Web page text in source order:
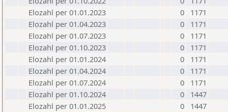
Elozahl per 01.01.2023
0
1171
Elozahl per 01.04.2023
0
1171
Elozahl per 01.07.2023
0
1171
Elozahl per 01.10.2023
0
1171
Elozahl per 01.01.2024
0
1171
Elozahl per 01.04.2024
0
1171
Elozahl per 01.07.2024
0
1171
Elozahl per 01.10.2024
0
1447
Elozahl per 01.01.2025
0
1447